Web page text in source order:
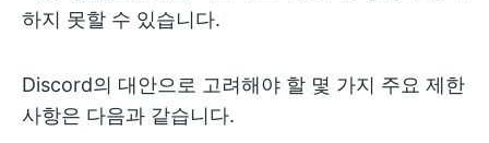
하지 못할 수 있습니다.
Discord의 대안으로 고려해야 할 몇 가지 주요 제한
사항은 다음과 같습니다.